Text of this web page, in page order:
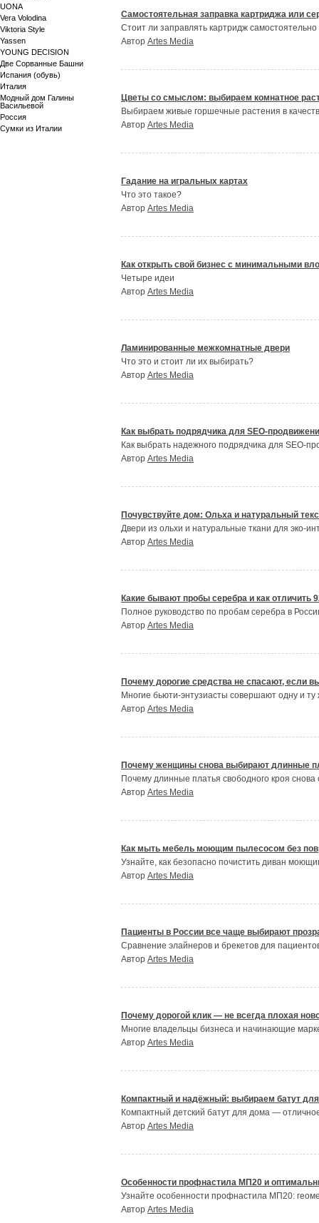
UONA
Vera Volodina
Viktoria Style
Yassen
YOUNG DECISION
Две Сорванные Башни
Испания (обувь)
Италия
Модный дом Галины
Васильевой
Россия
Сумки из Италии
Самостоятельная заправка картриджа или
Стоит ли заправлять картридж
Автор Artes Media
Цветы со смыслом: выбираем комнатное
Выбираем живые горшечные растения в
Автор Artes Media
Гадание на игральных картах
Что это такое?
Автор Artes Media
Как открыть свой бизнес с минимальными
Четыре идеи
Автор Artes Media
Ламинированные межкомнатные двери
Что это и стоит ли их выбирать?
Автор Artes Media
Как выбрать подрядчика для SEO-
Как выбрать надежного подрядчика для SEO-
Автор Artes Media
Почувствуйте дом: Ольха и натуральный
Двери из ольхи и натуральные ткани для эко-
Автор Artes Media
Какие бывают пробы серебра и как отличить
Полное руководство по пробам серебра в
Автор Artes Media
Почему дорогие средства не спасают, если
Многие бьюти-энтузиасты совершают одну и
Автор Artes Media
Почему женщины снова выбирают длинные
Почему длинные платья свободного кроя
Автор Artes Media
Как мыть мебель моющим пылесосом без
Узнайте, как безопасно почистить диван
Автор Artes Media
Пациенты в России все чаще выбирают
Сравнение элайнеров и брекетов для
Автор Artes Media
Почему дорогой клик — не всегда плохая
Многие владельцы бизнеса и начинающие
Автор Artes Media
Компактный и надёжный: выбираем батут
Компактный детский батут для дома —
Автор Artes Media
Особенности профнастила МП20 и
Узнайте особенности профнастила МП20:
Автор Artes Media